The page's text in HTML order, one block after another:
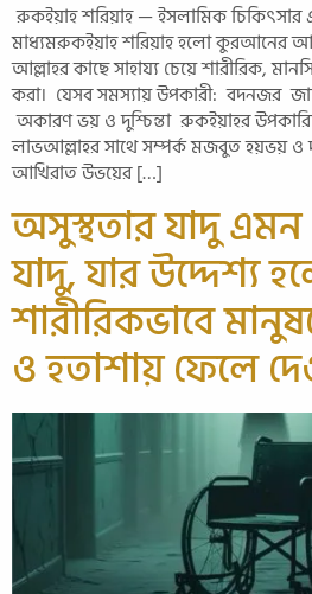
রুকইয়াহ শরিয়াহ — ইসলামিক চিকিৎসার
মাধ্যমরুকইয়াহ শরিয়াহ হলো কুরআনের
আল্লাহর কাছে সাহায্য চেয়ে শারীরিক,
করা। যেসব সমস্যায় উপকারী: বদনজর
অকারণ ভয় ও দুশ্চিন্তা রুকইয়াহর
লাভআল্লাহর সাথে সম্পর্ক মজবুত হয়ভয় ও
আখিরাত উভয়ের […]
অসুস্থতার যাদু
যাদু, যার উদ্দেশ্য
শারীরিকভাবে
ও হতাশায় ফেলে